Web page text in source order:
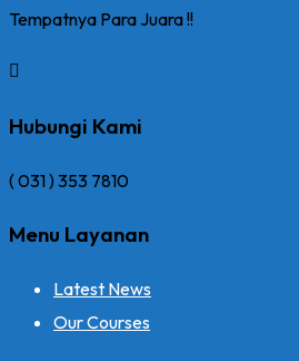
Tempatnya Para Juara !!
Hubungi Kami
( 031 ) 353 7810
Menu Layanan
Latest News
Our Courses